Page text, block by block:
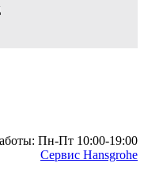
Пн-Пт 10:00-19:00
Сервис Hansgrohe